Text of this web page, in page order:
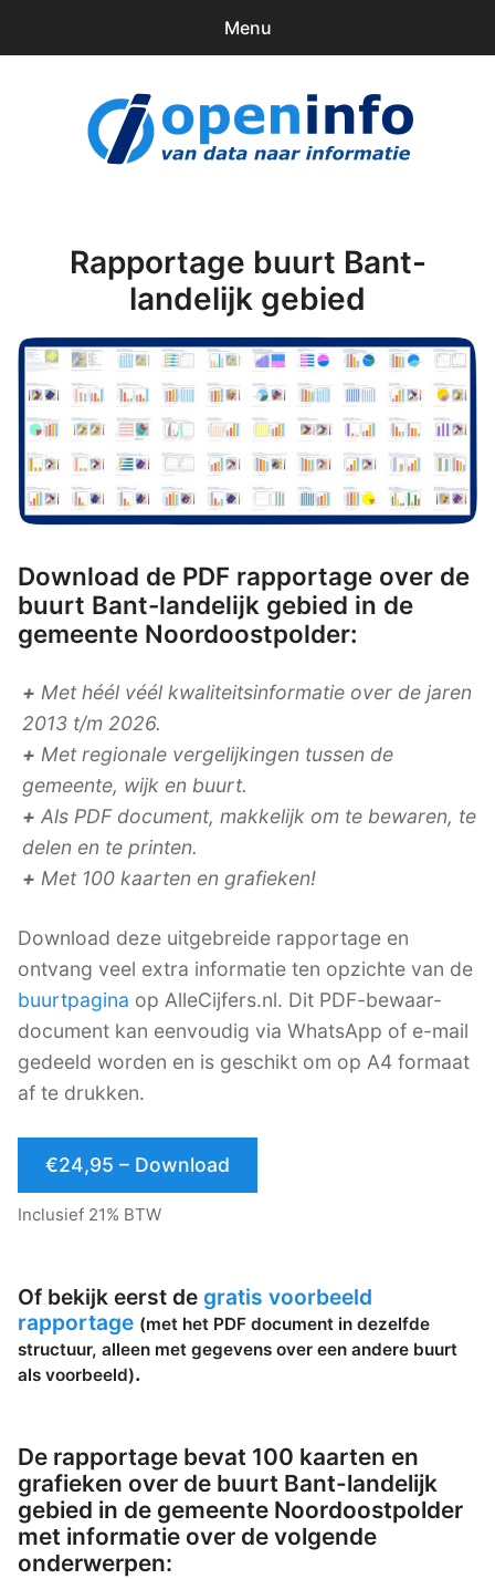
Menu
Downloads
Rapportage buurt Bant-
landelijk gebied
Download de PDF rapportage over de
buurt Bant-landelijk gebied in de
gemeente Noordoostpolder:
+ Met héél véél kwaliteitsinformatie over de jaren
2013 t/m 2026.
+ Met regionale vergelijkingen tussen de
gemeente, wijk en buurt.
+ Als PDF document, makkelijk om te bewaren, te
delen en te printen.
+ Met 100 kaarten en grafieken!
Download deze uitgebreide rapportage en
ontvang veel extra informatie ten opzichte van de
buurtpagina op AlleCijfers.nl. Dit PDF-bewaar-
document kan eenvoudig via WhatsApp of e-mail
gedeeld worden en is geschikt om op A4 formaat
af te drukken.
€24,95 – Download
Inclusief 21% BTW
Of bekijk eerst de gratis voorbeeld
rapportage (met het PDF document in dezelfde
structuur, alleen met gegevens over een andere buurt
als voorbeeld).
De rapportage bevat 100 kaarten en
grafieken over de buurt Bant-landelijk
gebied in de gemeente Noordoostpolder
met informatie over de volgende
onderwerpen: